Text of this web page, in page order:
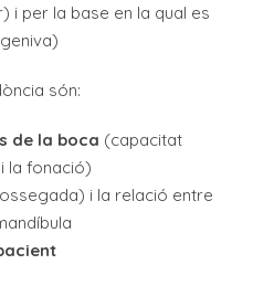
i per la base en la qual es
són:
de la boca (capacitat
la fonació)
i la relació entre